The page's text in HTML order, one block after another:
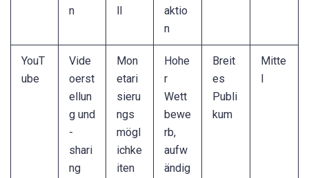
n
ll
aktio
n
YouT
ube
Vide
oerst
ellun
g und
-
shari
ng
Mon
etari
sieru
ngs
mögl
ichke
iten
Hohe
r
Wett
bewe
rb,
aufw
ändig
Breit
es
Publi
kum
Mitte
l